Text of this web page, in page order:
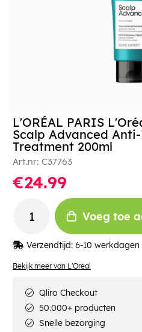
Bekijk meer van L'Oreal
L'ORÉAL PARIS
Scalp Advanced
Treatment 200ml
Art.nr: C37763
€24.99
Voeg toe
Verzendtijd: 6-10 werkdagen
Qliro Checkout
50.000+ producten
Snelle bezorging